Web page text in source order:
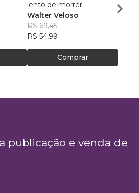
lento de morrer
Walter Veloso
R$ 69,45
R$ 54,99
Comprar
Cido
R$
publicação e venda de